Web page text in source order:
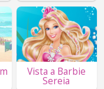
Vista a Barbie
Sereia